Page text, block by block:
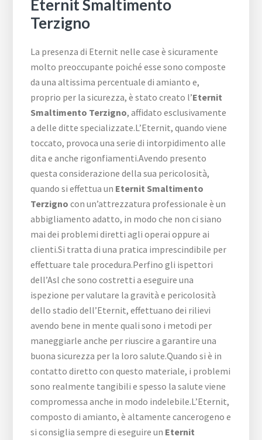
Eternit Smaltimento
Terzigno
La presenza di Eternit nelle case è sicuramente
molto preoccupante poiché esse sono composte
da una altissima percentuale di amianto e,
proprio per la sicurezza, è stato creato l’Eternit
Smaltimento Terzigno, affidato esclusivamente
a delle ditte specializzate.L’Eternit, quando viene
toccato, provoca una serie di intorpidimento alle
dita e anche rigonfiamenti.Avendo presento
questa considerazione della sua pericolosità,
quando si effettua un Eternit Smaltimento
Terzigno con un’attrezzatura professionale è un
abbigliamento adatto, in modo che non ci siano
mai dei problemi diretti agli operai oppure ai
clienti.Si tratta di una pratica imprescindibile per
effettuare tale procedura.Perfino gli ispettori
dell’Asl che sono costretti a eseguire una
ispezione per valutare la gravità e pericolosità
dello stadio dell’Eternit, effettuano dei rilievi
avendo bene in mente quali sono i metodi per
maneggiarle anche per riuscire a garantire una
buona sicurezza per la loro salute.Quando si è in
contatto diretto con questo materiale, i problemi
sono realmente tangibili e spesso la salute viene
compromessa anche in modo indelebile.L’Eternit,
composto di amianto, è altamente cancerogeno e
si consiglia sempre di eseguire un Eternit